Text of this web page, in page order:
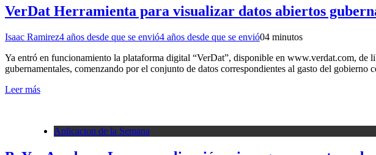
VerDat Herramienta para visualizar datos abiertos
Isaac Ramirez4 años desde que se envió4 años desde que se envió04 minutos
Ya entró en funcionamiento la plataforma digital “VerDat”, disponible en www.verdat.com, de
gubernamentales, comenzando por el conjunto de datos correspondientes al gasto del
Leer más
Aplicacion de la Semana